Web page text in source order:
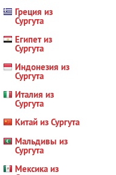
Греция из
Сургута
Египет из
Сургута
Индонезия из
Сургута
Италия из
Сургута
Китай из Сургута
Мальдивы из
Сургута
Мексика из